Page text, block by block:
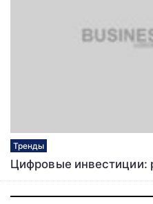
Тренды
Цифровые инвестиции: